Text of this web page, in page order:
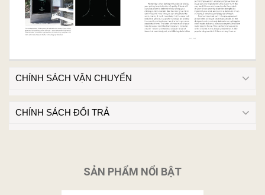
CHÍNH SÁCH VẬN CHUYỂN
CHÍNH SÁCH ĐỔI TRẢ
SẢN PHẨM NỔI BẬT